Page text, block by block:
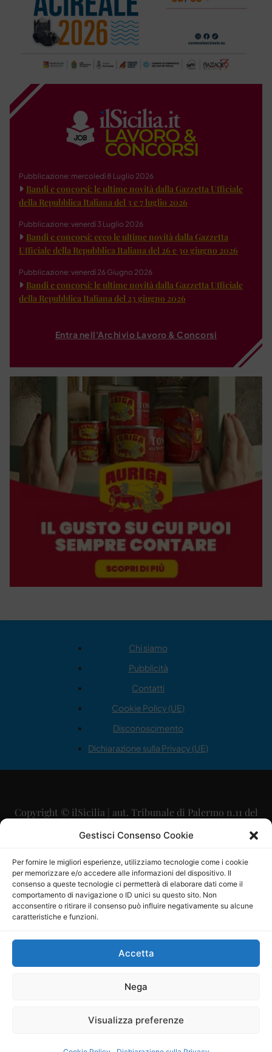
Gestisci Consenso Cookie
Per fornire le migliori esperienze, utilizziamo tecnologie come i cookie
per memorizzare e/o accedere alle informazioni del dispositivo. Il
consenso a queste tecnologie ci permetterà di elaborare dati come il
comportamento di navigazione o ID unici su questo sito. Non
acconsentire o ritirare il consenso può influire negativamente su alcune
caratteristiche e funzioni.
Accetta
Nega
Visualizza preferenze
Pubblicazione: mercoledì 8 Luglio 2026
Bandi e concorsi: le ultime novità dalla Gazzetta Ufficiale
della Repubblica Italiana del 3 e 7 luglio 2026
Pubblicazione: venerdì 3 Luglio 2026
Bandi e concorsi: ecco le ultime novità dalla Gazzetta
Ufficiale della Repubblica Italiana del 26 e 30 giugno 2026
Pubblicazione: venerdì 26 Giugno 2026
Bandi e concorsi: le ultime novità dalla Gazzetta Ufficiale
della Repubblica Italiana del 23 giugno 2026
Entra nell'Archivio Lavoro & Concorsi
Chi siamo
Pubblicità
Contatti
Cookie Policy (UE)
Disconoscimento
Dichiarazione sulla Privacy (UE)
Copyright © ilSicilia | aut. Tribunale di Palermo n.11 del
29/09/2015
Direttore Editoriale: Maurizio Scaglione
Direttore Responsabile: Maria Calabrese
P.IVA: 06334930820
Mercurio Comunicazione Società Cooperativa a r.l. è
iscritta al Registro degli Operatori di Comunicazione al
Sito gestito daLa Digitale srl–info@ladigitale.it